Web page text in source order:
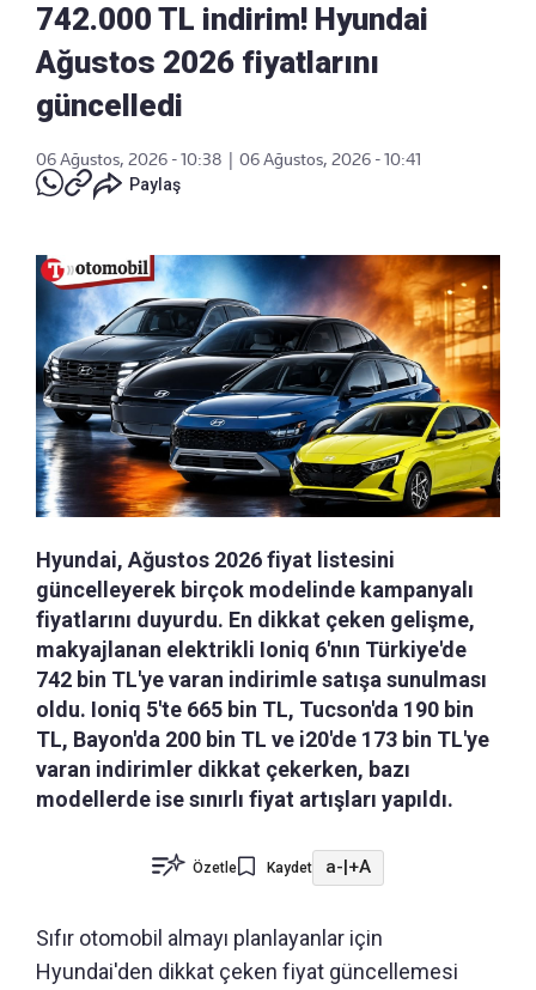
742.000 TL indirim! Hyundai
Ağustos 2026 fiyatlarını
güncelledi
06 Ağustos, 2026 - 10:38
06 Ağustos, 2026 - 10:41
Paylaş
Hyundai, Ağustos 2026 fiyat listesini
güncelleyerek birçok modelinde kampanyalı
fiyatlarını duyurdu. En dikkat çeken gelişme,
makyajlanan elektrikli Ioniq 6'nın Türkiye'de
742 bin TL'ye varan indirimle satışa sunulması
oldu. Ioniq 5'te 665 bin TL, Tucson'da 190 bin
TL, Bayon'da 200 bin TL ve i20'de 173 bin TL'ye
varan indirimler dikkat çekerken, bazı
modellerde ise sınırlı fiyat artışları yapıldı.
Özetle Kaydet a-|+A
Sıfır otomobil almayı planlayanlar için
Hyundai'den dikkat çeken fiyat güncellemesi